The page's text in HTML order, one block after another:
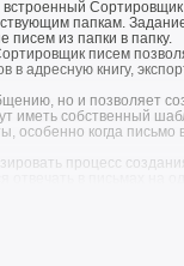
папкам.
писем из папки в папку.
писем
в адресную книгу,
но и позволяет
иметь собственный
особенно когда
процесс
полный набор
закрепить письмо за